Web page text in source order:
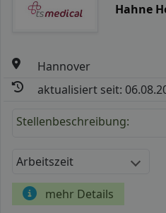
Hahne
Hannover
aktualisiert seit:
Stellenbeschreibung:
Arbeitszeit
mehr Details